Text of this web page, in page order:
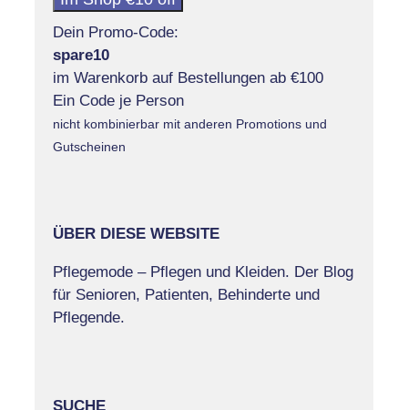
Dein Promo-Code:
spare10
im Warenkorb auf Bestellungen ab €100
Ein Code je Person
nicht kombinierbar mit anderen Promotions und
Gutscheinen
ÜBER DIESE WEBSITE
Pflegemode – Pflegen und Kleiden. Der Blog
für Senioren, Patienten, Behinderte und
Pflegende.
SUCHE